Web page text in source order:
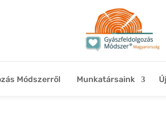
Módszerről Munkatársaink